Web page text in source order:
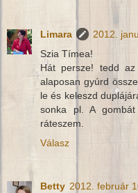
Limara
2012.
Szia Tímea!
Hát persze! tedd
alaposan gyúrd
le és keleszd
sonka pl. A
ráteszem.
Válasz
Betty 2012. február